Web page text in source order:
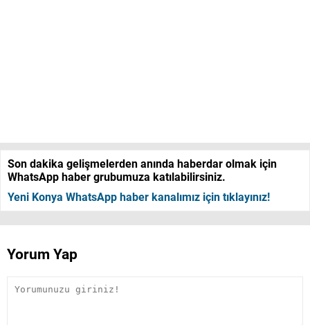
Son dakika gelişmelerden anında haberdar olmak için
WhatsApp haber grubumuza katılabilirsiniz.
Yeni Konya WhatsApp haber kanalımız için tıklayınız!
Yorum Yap